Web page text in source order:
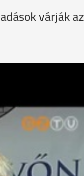
várják az
Emil, az
idén
az érdeklődők. A